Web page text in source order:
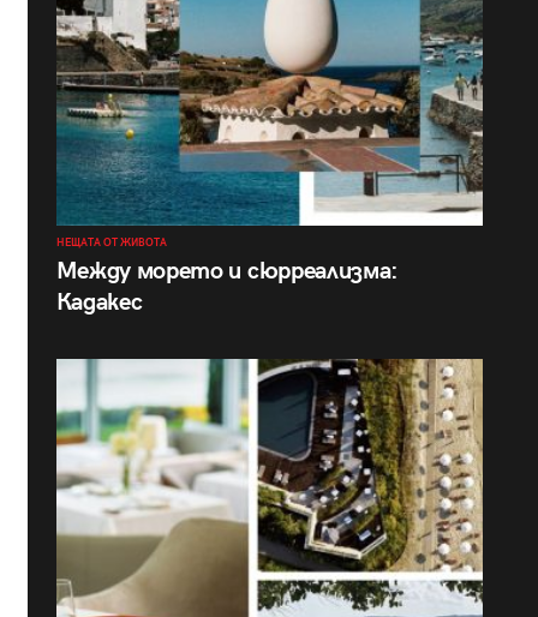
НЕЩАТА ОТ ЖИВОТА
Между морето и сюрреализма:
Кадакес